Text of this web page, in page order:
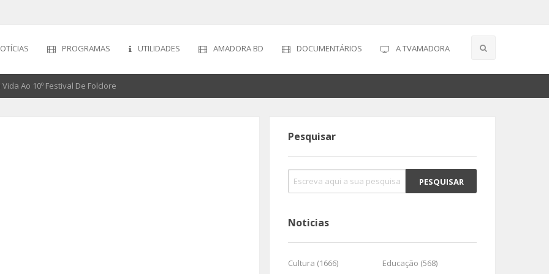
PROGRAMAS UTILIDADES AMADORA BD DOCUMENTÁRIOS A TVAMADORA
Ao 10º Festival De Folclore
Pesquisar
Noticias
Cultura (1666)
Educação (568)